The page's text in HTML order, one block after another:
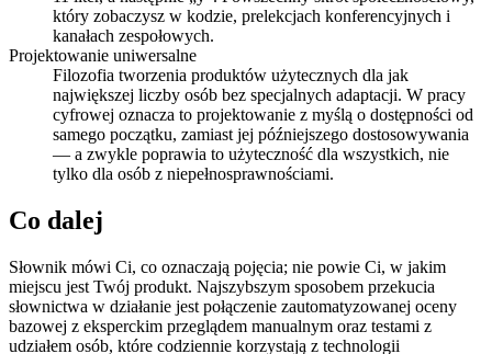
który zobaczysz w kodzie, prelekcjach konferencyjnych i
kanałach zespołowych.
Projektowanie uniwersalne
Filozofia tworzenia produktów użytecznych dla jak
największej liczby osób bez specjalnych adaptacji. W pracy
cyfrowej oznacza to projektowanie z myślą o dostępności od
samego początku, zamiast jej późniejszego dostosowywania
— a zwykle poprawia to użyteczność dla wszystkich, nie
tylko dla osób z niepełnosprawnościami.
Co dalej
Słownik mówi Ci, co oznaczają pojęcia; nie powie Ci, w jakim
miejscu jest Twój produkt. Najszybszym sposobem przekucia
słownictwa w działanie jest połączenie zautomatyzowanej oceny
bazowej z eksperckim przeglądem manualnym oraz testami z
udziałem osób, które codziennie korzystają z technologii